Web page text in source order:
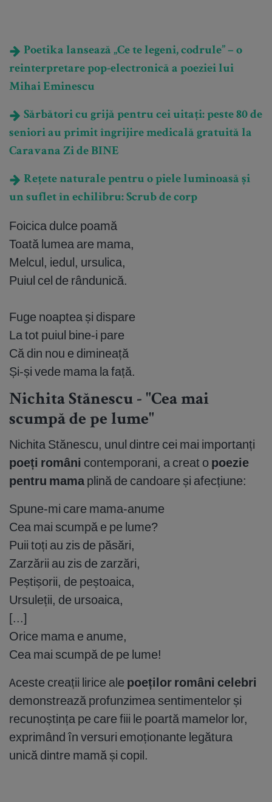
Poetika lansează „Ce te legeni, codrule” – o
reinterpretare pop-electronică a poeziei lui
Mihai Eminescu
Sărbători cu grijă pentru cei uitați: peste 80 de
seniori au primit îngrijire medicală gratuită la
Caravana Zi de BINE
Rețete naturale pentru o piele luminoasă și
un suflet în echilibru: Scrub de corp
Foicica dulce poamă
Toată lumea are mama,
Melcul, iedul, ursulica,
Puiul cel de rândunică.
Fuge noaptea și dispare
La tot puiul bine-i pare
Că din nou e dimineață
Și-și vede mama la față.
Nichita Stănescu - "Cea mai
scumpă de pe lume"
Nichita Stănescu, unul dintre cei mai importanți
poeți români contemporani, a creat o poezie
pentru mama plină de candoare și afecțiune:
Spune-mi care mama-anume
Cea mai scumpă e pe lume?
Puii toți au zis de păsări,
Zarzării au zis de zarzări,
Peștișorii, de peștoaica,
Ursuleții, de ursoaica,
[...]
Orice mama e anume,
Cea mai scumpă de pe lume!
Aceste creații lirice ale poeților români celebri
demonstrează profunzimea sentimentelor și
recunoștința pe care fiii le poartă mamelor lor,
exprimând în versuri emoționante legătura
unică dintre mamă și copil.